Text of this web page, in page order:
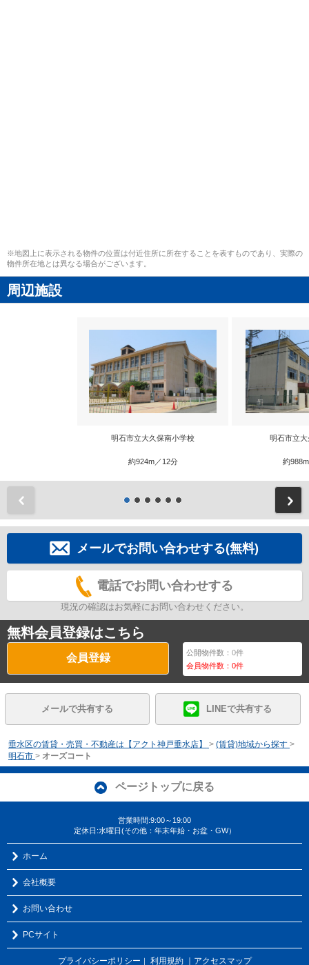
※地図上に表示される物件の位置は付近住所に所在することを表すものであり、実際の
物件所在地とは異なる場合がございます。
周辺施設
明石市立大久保南小学校
約924m／12分
明石市立
約
メールでお問い合わせする(無料)
電話でお問い合わせする
現況の確認はお気軽にお問い合わせください。
無料会員登録はこちら
会員登録 公開物件数：0件
会員物件数：0件
メールで共有する LINEで共有する
垂水区の賃貸・売買・不動産は【アクト神戸垂水店】 > (賃貸)地域から探す >
明石市 > オーズコート
ページトップに戻る
営業時間:9:00～19:00
定休日:水曜日(その他：年末年始・お盆・GW）
ホーム
会社概要
お問い合わせ
PCサイト
プライバシーポリシー 利用規約 ｜アクセスマップ